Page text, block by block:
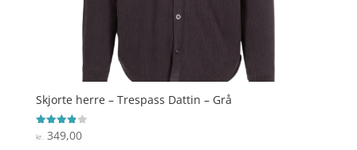
Skjorte herre – Trespass Dattin – Grå
Vurderet
3.9
kr.349,00